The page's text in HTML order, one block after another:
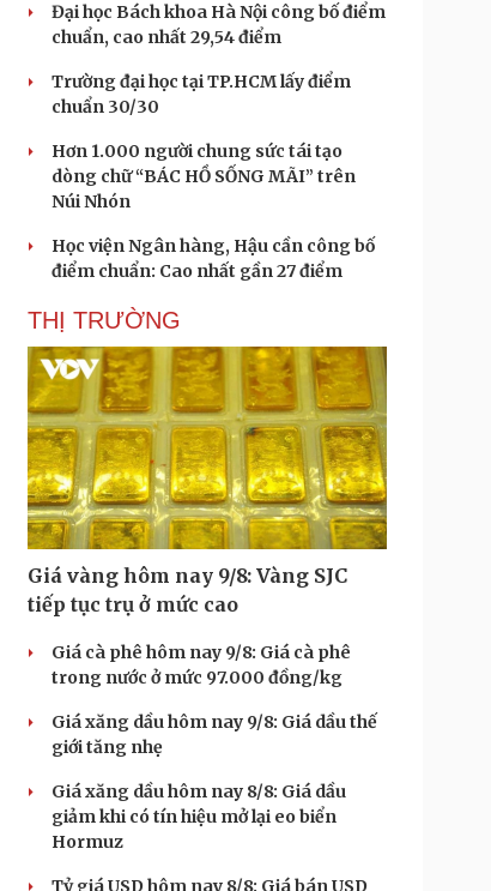
Đại học Bách khoa Hà Nội công bố điểm
chuẩn, cao nhất 29,54 điểm
Trường đại học tại TP.HCM lấy điểm
chuẩn 30/30
Hơn 1.000 người chung sức tái tạo
dòng chữ “BÁC HỒ SỐNG MÃI” trên
Núi Nhón
Học viện Ngân hàng, Hậu cần công bố
điểm chuẩn: Cao nhất gần 27 điểm
THỊ TRƯỜNG
Giá vàng hôm nay 9/8: Vàng SJC
tiếp tục trụ ở mức cao
Giá cà phê hôm nay 9/8: Giá cà phê
trong nước ở mức 97.000 đồng/kg
Giá xăng dầu hôm nay 9/8: Giá dầu thế
giới tăng nhẹ
Giá xăng dầu hôm nay 8/8: Giá dầu
giảm khi có tín hiệu mở lại eo biển
Hormuz
Tỷ giá USD hôm nay 8/8: Giá bán USD